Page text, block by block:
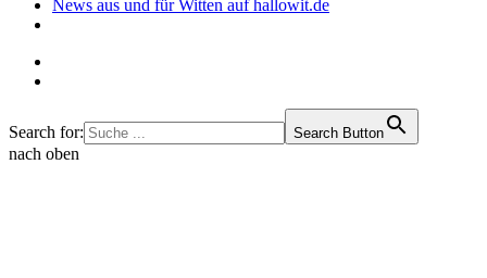
News aus und für Witten auf hallowit.de
Search for: Search Button
nach oben